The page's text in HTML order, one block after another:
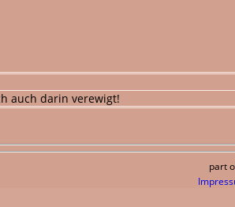
auch darin verewigt!
part